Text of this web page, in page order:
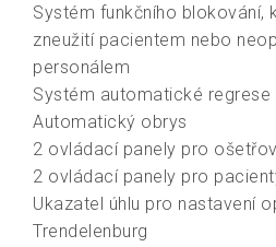
Systém funkčního blokování,
zneužití pacientem nebo
personálem
Systém automatické regrese
Automatický obrys
2 ovládací panely pro
2 ovládací panely pro
Ukazatel úhlu pro nastavení
Trendelenburg